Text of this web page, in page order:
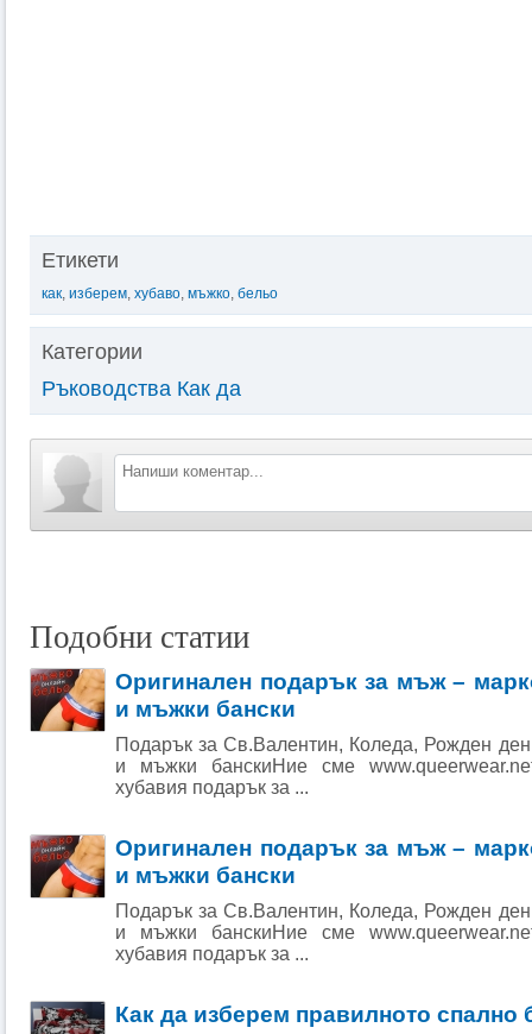
Етикети
как, изберем, хубаво, мъжко, бельо
Категории
Ръководства Как да
Подобни статии
Оригинален подарък за мъж –
и мъжки бански
Подарък за Св.Валентин, Коледа, Рожден
и мъжки банскиНие сме
хубавия подарък за ...
Оригинален подарък за мъж –
и мъжки бански
Подарък за Св.Валентин, Коледа, Рожден
и мъжки банскиНие сме
хубавия подарък за ...
Как да изберем правилното спално